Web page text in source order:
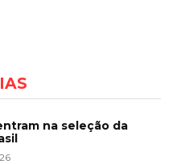
na seleção da